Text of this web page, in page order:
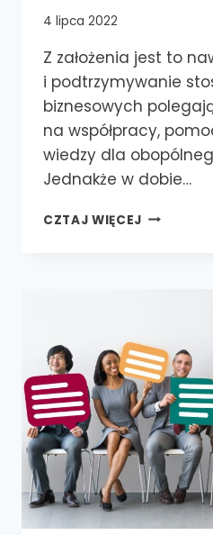
4 lipca 2022
Z założenia jest to
i podtrzymywanie
biznesowych
na współpracy,
wiedzy dla
Jednakże w dobie…
CZTAJ WIĘCEJ